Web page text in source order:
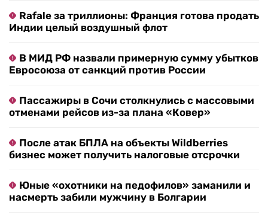
Rafale за триллионы: Франция готова продать
Индии целый воздушный флот
В МИД РФ назвали примерную сумму убытков
Евросоюза от санкций против России
Пассажиры в Сочи столкнулись с массовыми
отменами рейсов из-за плана «Ковер»
После атак БПЛА на объекты Wildberries
бизнес может получить налоговые отсрочки
Юные «охотники на педофилов» заманили и
насмерть забили мужчину в Болгарии